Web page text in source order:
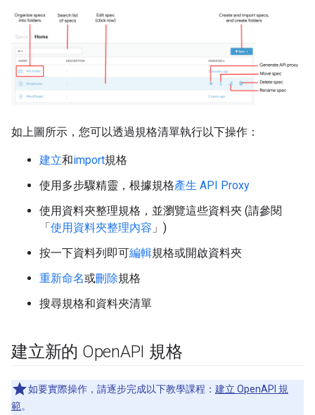
如上圖所示，您可以透過規格清單執行以下操作：
建立和import規格
使用多步驟精靈，根據規格產生 API Proxy
使用資料夾整理規格，並瀏覽這些資料夾 (請參閱
「 使用資料夾整理內容 」)
按一下資料列即可編輯規格或開啟資料夾
重新命名或刪除規格
搜尋規格和資料夾清單
建立新的 OpenAPI 規格
如要實際操作，請逐步完成以下教學課程： 建立 OpenAPI 規
範。